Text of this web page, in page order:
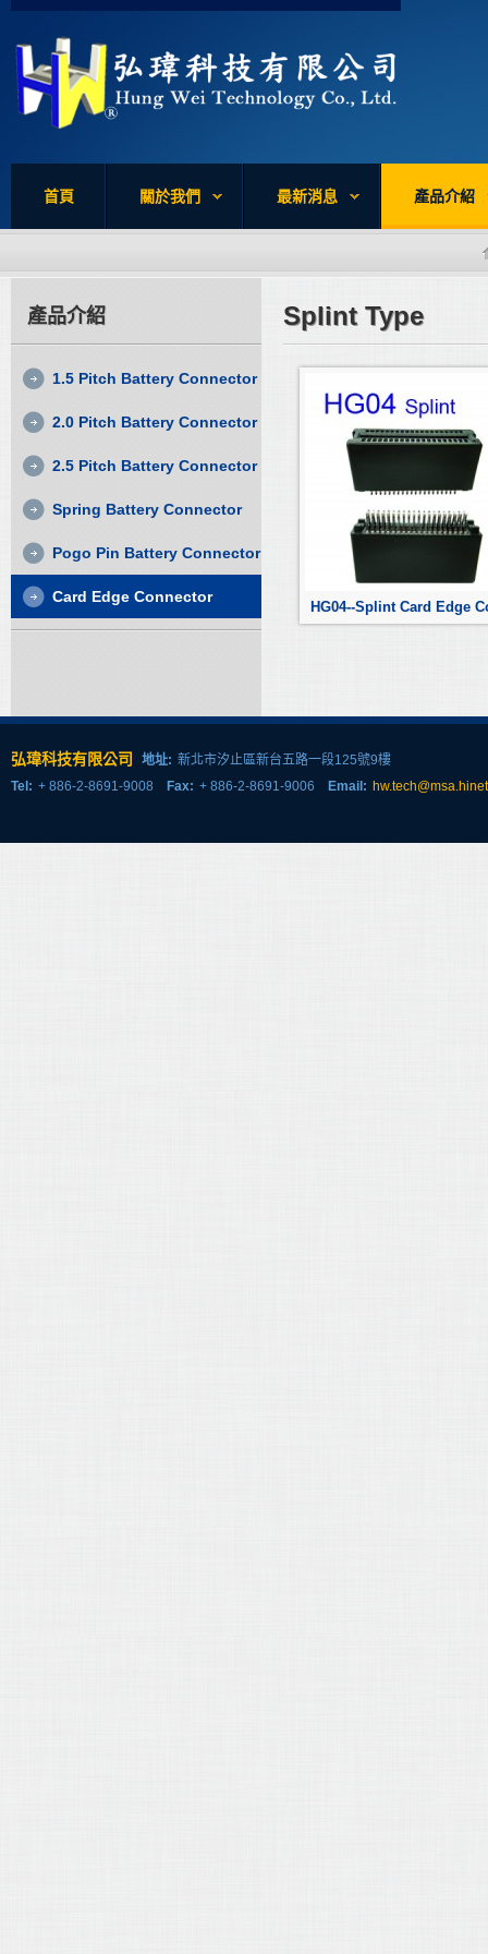
首頁 關於我們 最新消息 產品介紹
產品介紹
1.5 Pitch Battery Connector
2.0 Pitch Battery Connector
2.5 Pitch Battery Connector
Spring Battery Connector
Pogo Pin Battery Connector
Card Edge Connector
Splint Type
弘瑋科技有限公司 地址: 新北市汐止區新台五路一段125號9樓
Tel: + 886-2-8691-9008 Fax: + 886-2-8691-9006 Email: